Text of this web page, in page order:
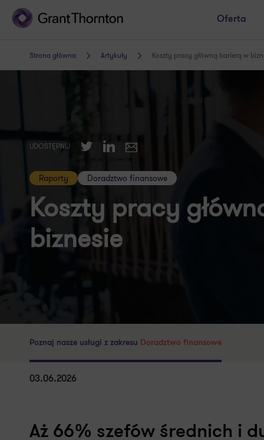
Oferta
Strona główna Artykuły Koszty pracy główną barierą w
UDOSTĘPNIJ TwitterLinkedIn
E-mail
Raporty Doradztwo finansowe
Koszty pracy
biznesie
Poznaj nasze usługi z zakresu Doradztwo finansowe
03.06.2026
Aż 66% szefów średnich i